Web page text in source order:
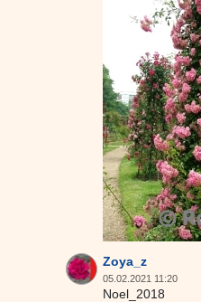
Zoya_z
05.02.2021 11:20
Noel_2018